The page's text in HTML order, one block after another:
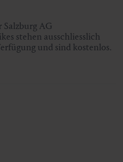
Salzburg AG
stehen ausschliesslich
und sind kostenlos.